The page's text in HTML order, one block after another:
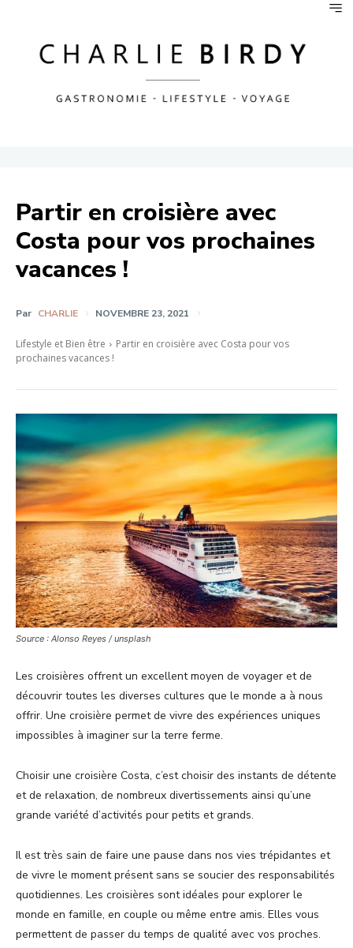
Partir en croisière avec
Costa pour vos prochaines
vacances !
Par CHARLIE NOVEMBRE 23, 2021
Lifestyle et Bien être
Partir en croisière avec Costa pour vos
prochaines vacances !
Source : Alonso Reyes / unsplash
Les croisières offrent un excellent moyen de voyager et de
découvrir toutes les diverses cultures que le monde a à nous
offrir. Une croisière permet de vivre des expériences uniques
impossibles à imaginer sur la terre ferme.
Choisir une croisière Costa, c’est choisir des instants de détente
et de relaxation, de nombreux divertissements ainsi qu’une
grande variété d’activités pour petits et grands.
Il est très sain de faire une pause dans nos vies trépidantes et
de vivre le moment présent sans se soucier des responsabilités
quotidiennes. Les croisières sont idéales pour explorer le
monde en famille, en couple ou même entre amis. Elles vous
permettent de passer du temps de qualité avec vos proches.